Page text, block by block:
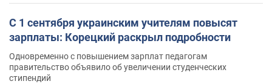
С 1 сентября украинским учителям повысят
зарплаты: Корецкий раскрыл подробности
Одновременно с повышением зарплат педагогам
правительство объявило об увеличении студенческих
стипендий